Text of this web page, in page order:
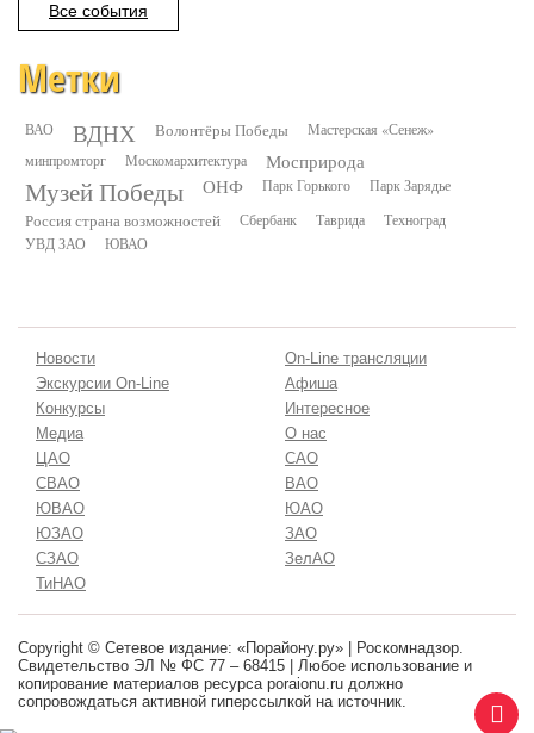
Все события
Метки
ВАО ВДНХ Волонтёры Победы
Мастерская «Сенеж»
минпромторг
Москомархитектура Мосприрода
Музей Победы ОНФ Парк Горького Парк Зарядье
Россия страна возможностей Сбербанк Таврида
Техноград
УВД ЗАО
ЮВАО
Новости
On-Line трансляции
Экскурсии On-Line
Афиша
Конкурсы
Интересное
Медиа
О нас
ЦАО
САО
СВАО
ВАО
ЮВАО
ЮАО
ЮЗАО
ЗАО
СЗАО
ЗелАО
ТиНАО
Copyright © Сетевое издание: «Порайону.ру» | Роскомнадзор.
Свидетельство ЭЛ № ФС 77 – 68415 | Любое использование и
копирование материалов ресурса poraionu.ru должно
сопровождаться активной гиперссылкой на источник.